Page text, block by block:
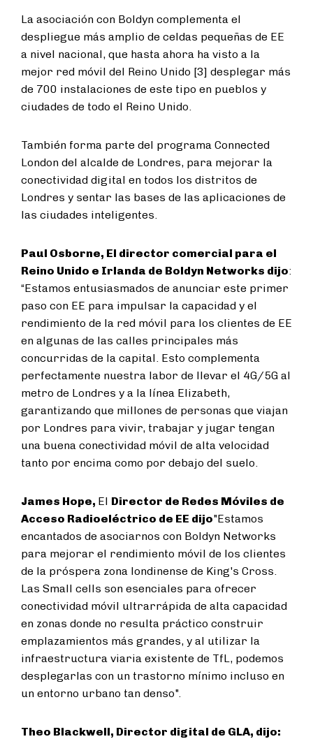
La asociación con Boldyn complementa el
despliegue más amplio de celdas pequeñas de EE
a nivel nacional, que hasta ahora ha visto a la
mejor red móvil del Reino Unido [3] desplegar más
de 700 instalaciones de este tipo en pueblos y
ciudades de todo el Reino Unido.
También forma parte del programa Connected
London del alcalde de Londres, para mejorar la
conectividad digital en todos los distritos de
Londres y sentar las bases de las aplicaciones de
las ciudades inteligentes.
Paul Osborne, El director comercial para el
Reino Unido e Irlanda de Boldyn Networks dijo:
“Estamos entusiasmados de anunciar este primer
paso con EE para impulsar la capacidad y el
rendimiento de la red móvil para los clientes de EE
en algunas de las calles principales más
concurridas de la capital. Esto complementa
perfectamente nuestra labor de llevar el 4G/5G al
metro de Londres y a la línea Elizabeth,
garantizando que millones de personas que viajan
por Londres para vivir, trabajar y jugar tengan
una buena conectividad móvil de alta velocidad
tanto por encima como por debajo del suelo.
James Hope, El Director de Redes Móviles de
Acceso Radioeléctrico de EE dijo"Estamos
encantados de asociarnos con Boldyn Networks
para mejorar el rendimiento móvil de los clientes
de la próspera zona londinense de King's Cross.
Las Small cells son esenciales para ofrecer
conectividad móvil ultrarrápida de alta capacidad
en zonas donde no resulta práctico construir
emplazamientos más grandes, y al utilizar la
infraestructura viaria existente de TfL, podemos
desplegarlas con un trastorno mínimo incluso en
un entorno urbano tan denso".
Theo Blackwell, Director digital de GLA, dijo: